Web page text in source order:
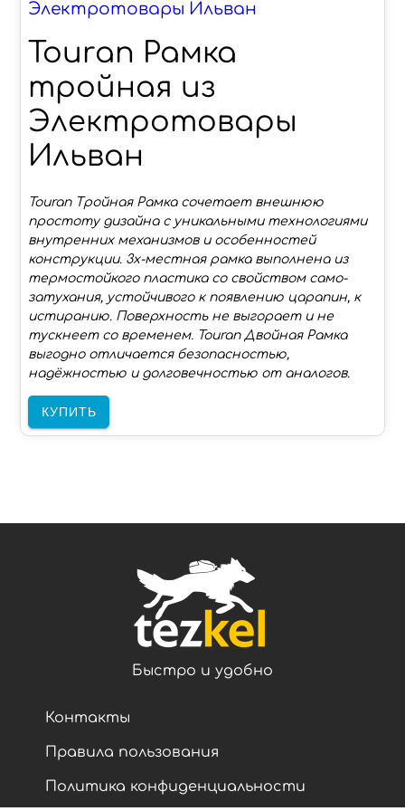
Электротовары Ильван
Touran Рамка
тройная из
Электротовары
Ильван
Touran Тройная Рамка cочетает внешнюю
простоту дизайна с уникальными технологиями
внутренних механизмов и особенностей
конструкции. 3х-местная рамка выполнена из
термостойкого пластика со свойством само-
затухания, устойчивого к появлению царапин, к
истиранию. Поверхность не выгорает и не
тускнеет со временем. Touran Двойная Рамка
выгодно отличается безопасностью,
надёжностью и долговечностью от аналогов.
КУПИТЬ
Быстро и удобно
Контакты
Правила пользования
Политика конфиденциальности